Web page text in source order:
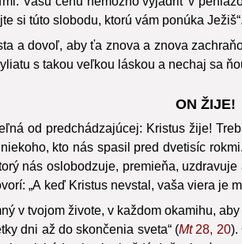
Vašu cenu nemožno vyjadriť v
si túto slobodu, ktorú vám ponúka Ježiš“.
a dovoľ, aby ťa znova a znova
s takou veľkou láskou a nechaj sa
ON ŽIJE!
od predchádzajúcej: Kristus žije!
kto nás spasil pred dvetisíc
nás oslobodzuje, premieňa,
„A keď Kristus nevstal, vaša viera je
v tvojom živote, v každom okamihu,
dni až do skončenia sveta“ (Mt 28, 20).